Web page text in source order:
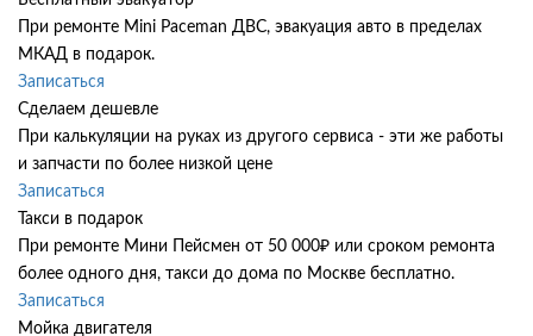
При ремонте Mini Paceman ДВС, эвакуация авто в пределах
МКАД в подарок.
Записаться
Сделаем дешевле
При калькуляции на руках из другого сервиса - эти же работы
и запчасти по более низкой цене
Записаться
Такси в подарок
При ремонте Мини Пейсмен от 50 000₽ или сроком ремонта
более одного дня, такси до дома по Москве бесплатно.
Записаться
Мойка двигателя